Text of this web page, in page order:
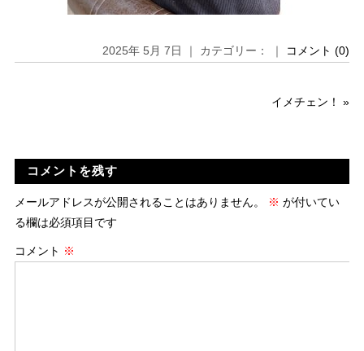
2025年 5月 7日 ｜ カテゴリー： ｜ コメント (0)
イメチェン！ »
コメントを残す
メールアドレスが公開されることはありません。 ※ が付いてい
る欄は必須項目です
コメント ※